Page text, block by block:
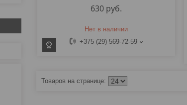
630 руб.
Нет в наличии
+375 (29) 569-72-59